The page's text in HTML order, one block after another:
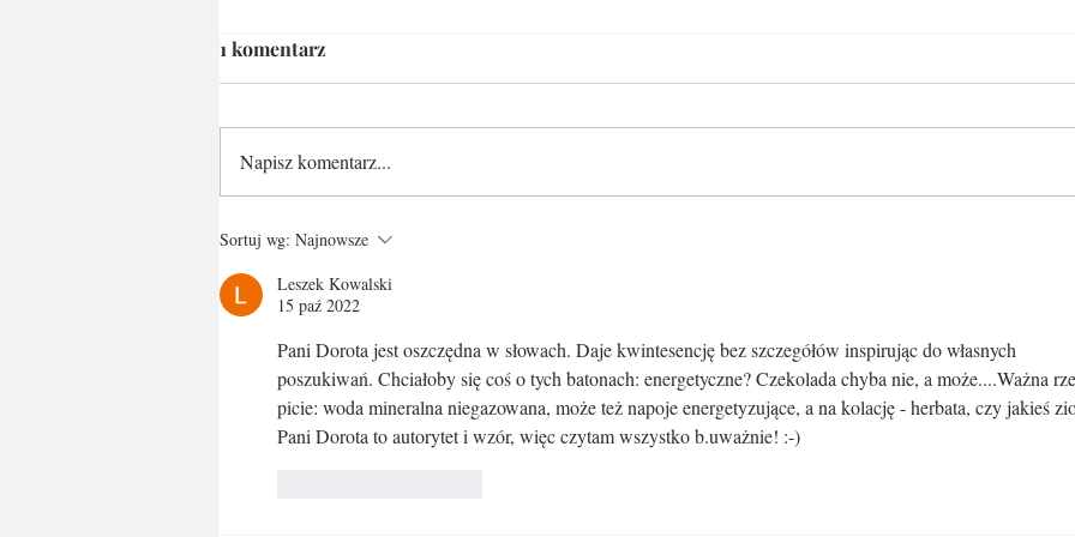
Spanie w namiocie
Samotne wędrowanie
1 komentarz
Napisz komentarz...
Sortuj wg: Najnowsze
Leszek Kowalski
15 paź 2022
Pani Dorota jest oszczędna w słowach. Daje kwintesencję bez szczegółów inspirując do własnych
poszukiwań. Chciałoby się coś o tych batonach: energetyczne? Czekolada chyba nie, a może....Ważna
picie: woda mineralna niegazowana, może też napoje energetyzujące, a na kolację - herbata, czy jakieś
Pani Dorota to autorytet i wzór, więc czytam wszystko b.uważnie! :-)